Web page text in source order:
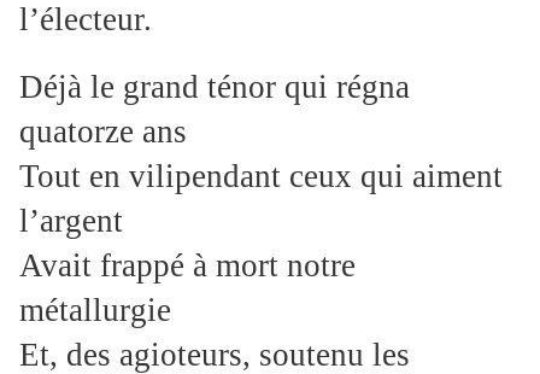
l’électeur.
Déjà le grand ténor qui régna
quatorze ans
Tout en vilipendant ceux qui aiment
l’argent
Avait frappé à mort notre
métallurgie
Et, des agioteurs, soutenu les